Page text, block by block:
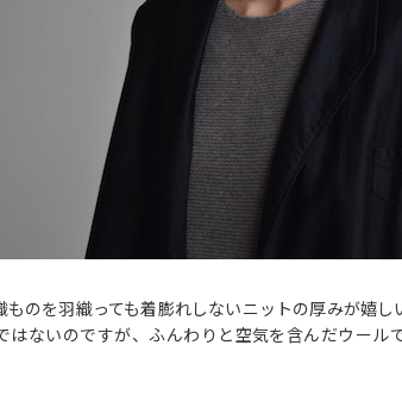
ものを羽織っても着膨れしないニットの厚みが嬉
はないのですが、ふんわりと空気を含んだウール